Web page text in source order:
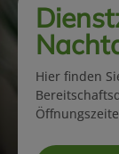
Hier finden